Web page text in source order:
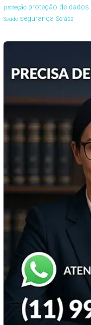
proteção proteção de dados
Saúde segurança Serasa